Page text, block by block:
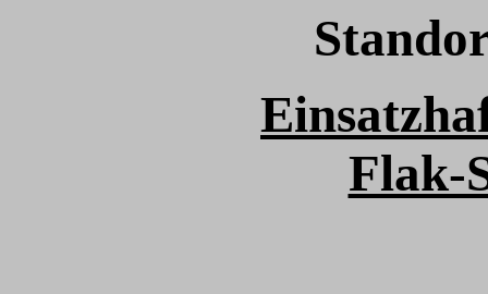
Flak-